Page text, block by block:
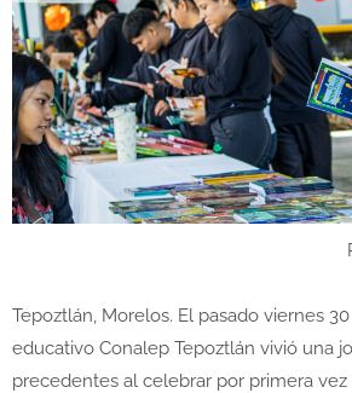
Tepoztlán, Morelos. El pasado viernes
educativo Conalep Tepoztlán vivió una
precedentes al celebrar por primera vez